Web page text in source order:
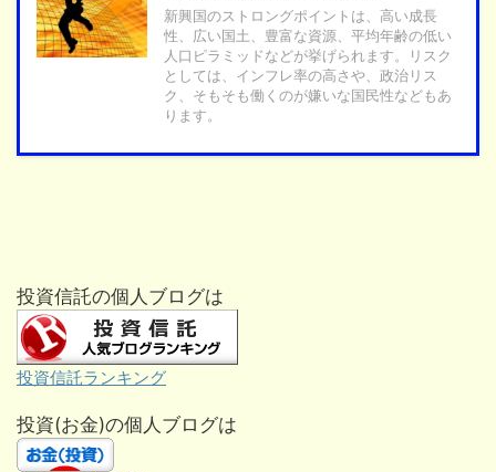
新興国のストロングポイントは、高い成長
性、広い国土、豊富な資源、平均年齢の低い
人口ピラミッドなどが挙げられます。リスク
としては、インフレ率の高さや、政治リス
ク、そもそも働くのが嫌いな国民性などもあ
ります。
投資信託の個人ブログは
投資信託ランキング
投資(お金)の個人ブログは